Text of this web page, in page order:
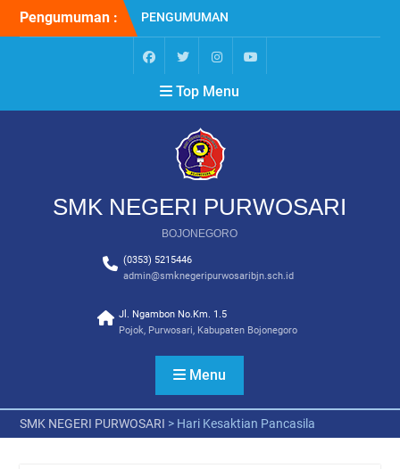
Pengumuman :
PENGUMUMAN
KELULUSAN SISWA KELAS
XII SMK NEGERI
PURWOSARI BOJONEGORO
TAHUN 2025/2026
PENGUMUMAN
KELULUSAN SISWA KELAS
XII SMK NEGERI
PURWOSARI BOJONEGORO
PPDB SMK NEGERI
2024
facebooktwitter instagramYouTube
Top Menu
SMK NEGERI PURWOSARI
BOJONEGORO
(0353) 5215446
admin@smknegeripurwosaribjn.sch.id
Jl. Ngambon No.Km. 1.5
Pojok, Purwosari, Kabupaten Bojonegoro
Menu
SMK NEGERI PURWOSARI > Hari Kesaktian Pancasila